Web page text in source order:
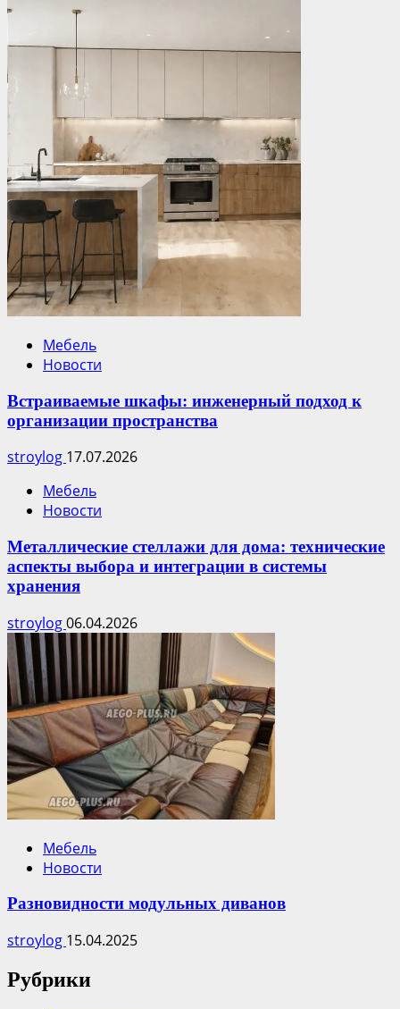
Мебель
Новости
Встраиваемые шкафы: инженерный подход к
организации пространства
stroylog 17.07.2026
Мебель
Новости
Металлические стеллажи для дома: технические
аспекты выбора и интеграции в системы
хранения
stroylog06.04.2026
Мебель
Новости
Разновидности модульных диванов
stroylog 15.04.2025
Рубрики